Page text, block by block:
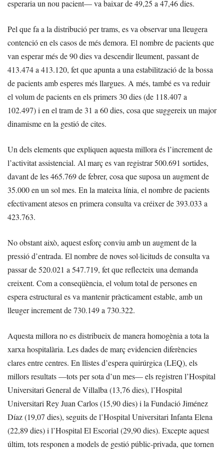
esperaria un nou pacient— va baixar de 49,25 a 47,46 dies.
Pel que fa a la distribució per trams, es va observar una lleugera
contenció en els casos de més demora. El nombre de pacients que
van esperar més de 90 dies va descendir lleument, passant de
413.474 a 413.120, fet que apunta a una estabilització de la bossa
de pacients amb esperes més llargues. A més, també es va reduir
el volum de pacients en els primers 30 dies (de 118.407 a
102.497) i en el tram de 31 a 60 dies, cosa que suggereix un major
dinamisme en la gestió de cites.
Un dels elements que expliquen aquesta millora és l’increment de
l’activitat assistencial. Al març es van registrar 500.691 sortides,
davant de les 465.769 de febrer, cosa que suposa un augment de
35.000 en un sol mes. En la mateixa línia, el nombre de pacients
efectivament atesos en primera consulta va créixer de 393.033 a
423.763.
No obstant això, aquest esforç conviu amb un augment de la
pressió d’entrada. El nombre de noves sol·licituds de consulta va
passar de 520.021 a 547.719, fet que reflecteix una demanda
creixent. Com a conseqüència, el volum total de persones en
espera estructural es va mantenir pràcticament estable, amb un
lleuger increment de 730.149 a 730.322.
Aquesta millora no es distribueix de manera homogènia a tota la
xarxa hospitalària. Les dades de març evidencien diferències
clares entre centres. En llistes d’espera quirúrgica (LEQ), els
millors resultats —tots per sota d’un mes— els registren l’Hospital
Universitari General de Villalba (13,76 dies), l’Hospital
Universitari Rey Juan Carlos (15,90 dies) i la Fundació Jiménez
Díaz (19,07 dies), seguits de l’Hospital Universitari Infanta Elena
(22,89 dies) i l’Hospital El Escorial (29,90 dies). Excepte aquest
últim, tots responen a models de gestió públic-privada, que tornen